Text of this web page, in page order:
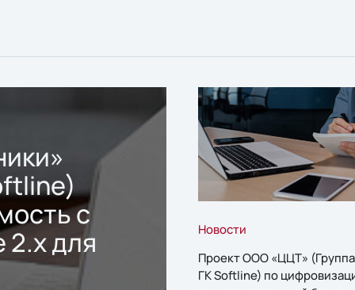
с
2.x для
Новости
Проект ООО «ЦЦТ»
ГК Softline) по